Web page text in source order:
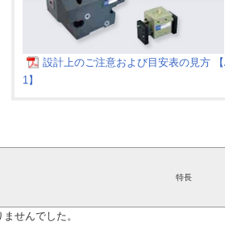
設計上のご注意および目安表の見方
1】
特長
せんでした。